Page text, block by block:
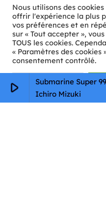
play_arrow
Submarine Super
Ichiro Mizuki
ℹ️ INFOS PRATIQUES
✉️Contact
🦊Qui sommes-nous ?
📄
Mentions légales
Nous utilisons des
offrir l'expérience la plus
vos préférences et en
sur « Tout accepter »,
TOUS les cookies.
« Paramètres des cookies
consentement contrôlé.
Paramètres Cookie